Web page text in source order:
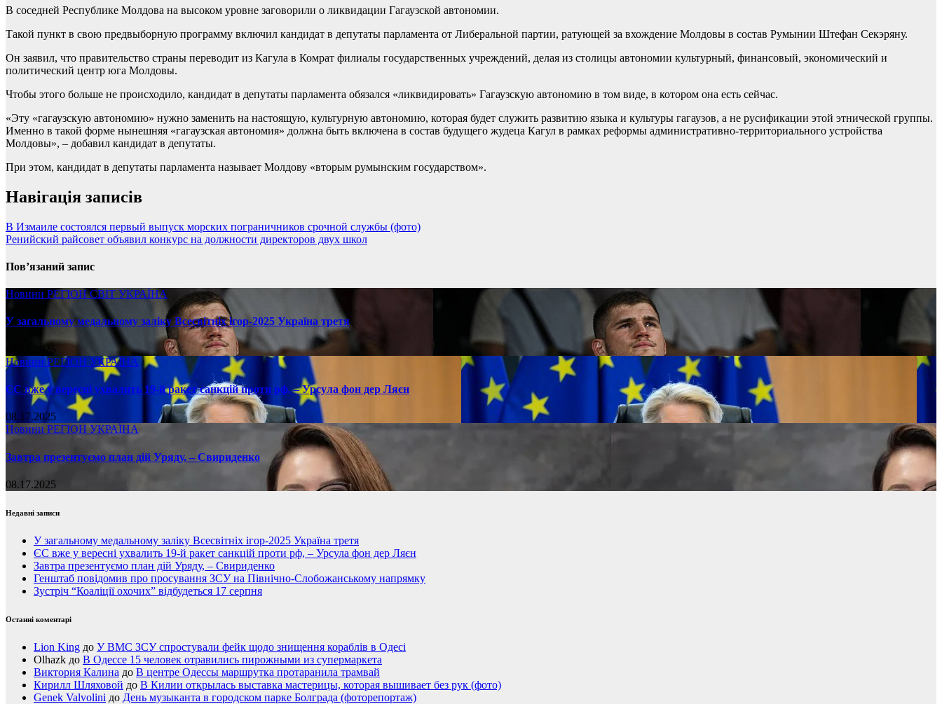
В соседней Республике Молдова на высоком уровне заговорили о ликвидации Гагаузской автономии.
Такой пункт в свою предвыборную программу включил кандидат в депутаты парламента от Либеральной партии, ратующей за вхождение Молдовы в состав Румынии Штефан Секэряну.
Он заявил, что правительство страны переводит из Кагула в Комрат филиалы государственных учреждений, делая из столицы автономии культурный, финансовый, экономический и
политический центр юга Молдовы.
Чтобы этого больше не происходило, кандидат в депутаты парламента обязался «ликвидировать» Гагаузскую автономию в том виде, в котором она есть сейчас.
«Эту «гагаузскую автономию» нужно заменить на настоящую, культурную автономию, которая будет служить развитию языка и культуры гагаузов, а не русификации этой этнической группы.
Именно в такой форме нынешняя «гагаузская автономия» должна быть включена в состав будущего жудеца Кагул в рамках реформы административно-территориального устройства
Молдовы», – добавил кандидат в депутаты.
При этом, кандидат в депутаты парламента называет Молдову «вторым румынским государством».
Навігація записів
В Измаиле состоялся первый выпуск морских пограничников срочной службы (фото)
Ренийский райсовет объявил конкурс на должности директоров двух школ
Пов’язаний запис
Новини РЕГІОНСВІТ УКРАЇНА
У загальному медальному заліку Всесвітніх ігор-2025 Україна третя
08.17.2025
НовиниРЕГІОН УКРАЇНА
ЄС вже у вересні ухвалить 19-й ракет санкцій проти рф, – Урсула фон дер Ляєн
08.17.2025
Новини РЕГІОН УКРАЇНА
Завтра презентуємо план дій Уряду, – Свириденко
08.17.2025
Недавні записи
У загальному медальному заліку Всесвітніх ігор-2025 Україна третя
ЄС вже у вересні ухвалить 19-й ракет санкцій проти рф, – Урсула фон дер Ляєн
Завтра презентуємо план дій Уряду, – Свириденко
Генштаб повідомив про просування ЗСУ на Північно-Слобожанському напрямку
Зустріч “Коаліції охочих” відбудеться 17 серпня
Останні коментарі
Lion King до У ВМС ЗСУ спростували фейк щодо знищення кораблів в Одесі
Olhazk до В Одессе 15 человек отравились пирожными из супермаркета
Виктория Калина до В центре Одессы маршрутка протаранила трамвай
Кирилл Шляховой до В Килии открылась выставка мастерицы, которая вышивает без рук (фото)
Genek Valvolini до День музыканта в городском парке Болграда (фоторепортаж)